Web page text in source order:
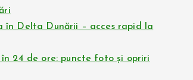
în Delta Dunării – acces rapid la
în 24 de ore: puncte foto și opriri